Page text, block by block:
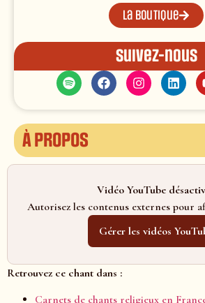
La boutique
Suivez-nous
À propos
Vidéo YouTube
Autorisez les contenus externes pour
Gérer les vidéos
Retrouvez ce chant dans :
Carnets de chants religieux en